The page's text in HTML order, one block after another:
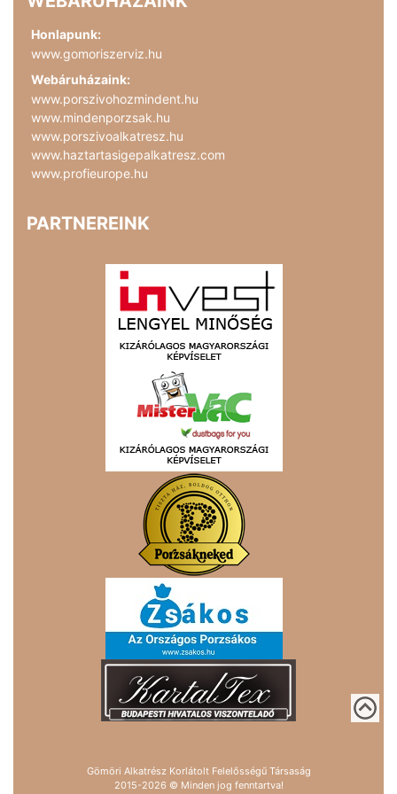
Honlapunk:
www.gomoriszerviz.hu
Webáruházaink:
www.porszivohozmindent.hu
www.mindenporzsak.hu
www.porszivoalkatresz.hu
www.haztartasigepalkatresz.com
www.profieurope.hu
PARTNEREINK
Gömöri Alkatrész Korlátolt Felelősségű Társaság
2015-2026 © Minden jog fenntartva!